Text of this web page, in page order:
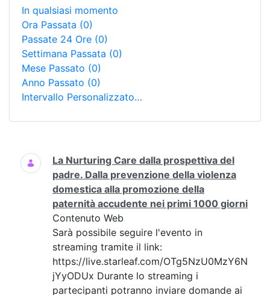
In qualsiasi momento
Ora Passata (0)
Passate 24 Ore (0)
Settimana Passata (0)
Mese Passato (0)
Anno Passato (0)
Intervallo Personalizzato…
Ricerca
La Nurturing Care dalla prospettiva del
padre. Dalla prevenzione della violenza
domestica alla promozione della
paternità accudente nei primi 1000 giorni
Contenuto Web
Sarà possibile seguire l'evento in
streaming tramite il link:
https://live.starleaf.com/OTg5NzU0MzY6N
jYyODUx Durante lo streaming i
partecipanti potranno inviare domande ai